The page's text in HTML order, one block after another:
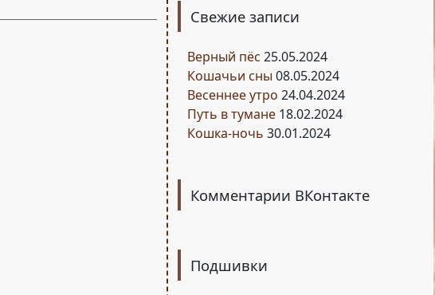
Свежие записи
Верный пёс 25.05.2024
Кошачьи сны 08.05.2024
Весеннее утро 24.04.2024
Путь в тумане 18.02.2024
Кошка-ночь 30.01.2024
Комментарии ВКонтакте
Подшивки